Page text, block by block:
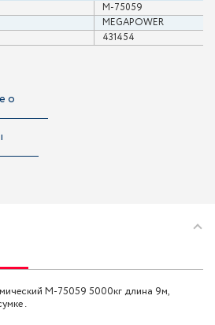
M-75059
MEGAPOWER
431454
о
M-75059 5000кг длина 9м,
.